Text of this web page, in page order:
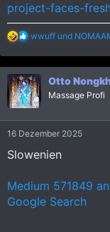
project-faces-
R
a
k
t
i
o
n
wwuff und
Otto
Massage Profi
16 Dezember 2025
Slowenien
Medium 571849
Google Search